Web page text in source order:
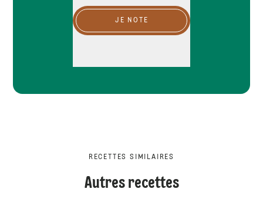
JE NOTE
RECETTES SIMILAIRES
Autres recettes